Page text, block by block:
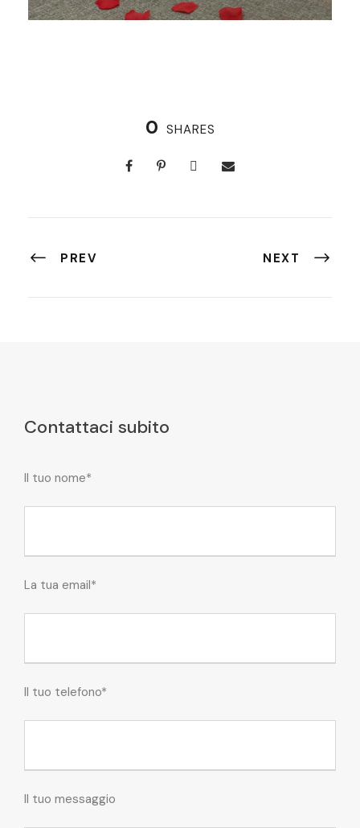
0 SHARES
PREV NEXT
Contattaci subito
Il tuo nome*
La tua email*
Il tuo telefono*
Il tuo messaggio